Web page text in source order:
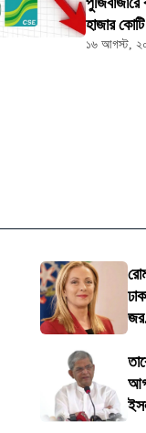
হাজার কোটি
১৬ আগস্ট,